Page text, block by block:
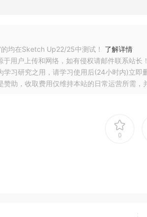
的均在Sketch Up22/25中测试！ 了解详情
用户上传和网络，如有侵权请邮件联系站长！
学习研究之用，请学习使用后(24小时内)立即
赞助，收取费用仅维持本站的日常运营所需，
0